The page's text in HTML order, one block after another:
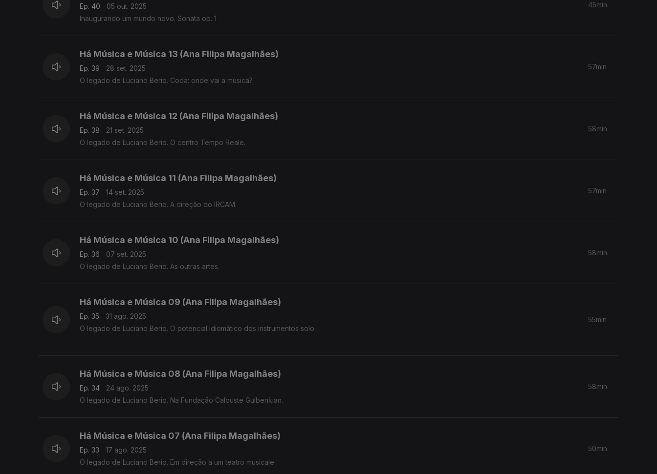
Ep. 40
05 out. 2025
Inaugurando um mundo novo. Sonata op. 1
45min
Há Música e Música 13 (Ana Filipa Magalhães)
Ep. 39
28 set. 2025
O legado de Luciano Berio. Coda: onde vai a música?
57min
Há Música e Música 12 (Ana Filipa Magalhães)
Ep. 38
21 set. 2025
O legado de Luciano Berio. O centro Tempo Reale.
58min
Há Música e Música 11 (Ana Filipa Magalhães)
Ep. 37
14 set. 2025
O legado de Luciano Berio. A direção do IRCAM.
57min
Há Música e Música 10 (Ana Filipa Magalhães)
Ep. 36
07 set. 2025
O legado de Luciano Berio. As outras artes.
58min
Há Música e Música 09 (Ana Filipa Magalhães)
Ep. 35
31 ago. 2025
O legado de Luciano Berio. O potencial idiomático dos instrumentos solo.
55min
Há Música e Música 08 (Ana Filipa Magalhães)
Ep. 34
24 ago. 2025
O legado de Luciano Berio. Na Fundação Calouste Gulbenkian.
58min
Há Música e Música 07 (Ana Filipa Magalhães)
Ep. 33
17 ago. 2025
O legado de Luciano Berio. Em direção a um teatro musicale
50min